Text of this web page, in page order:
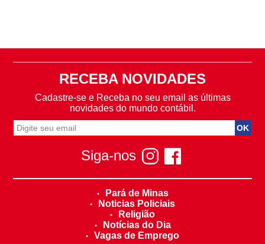
RECEBA NOVIDADES
Cadastre-se e Receba no seu email as últimas
novidades do mundo contábil.
Siga-nos
Pará de Minas
Noticias Policiais
Religião
Notícias do Dia
Vagas de Emprego